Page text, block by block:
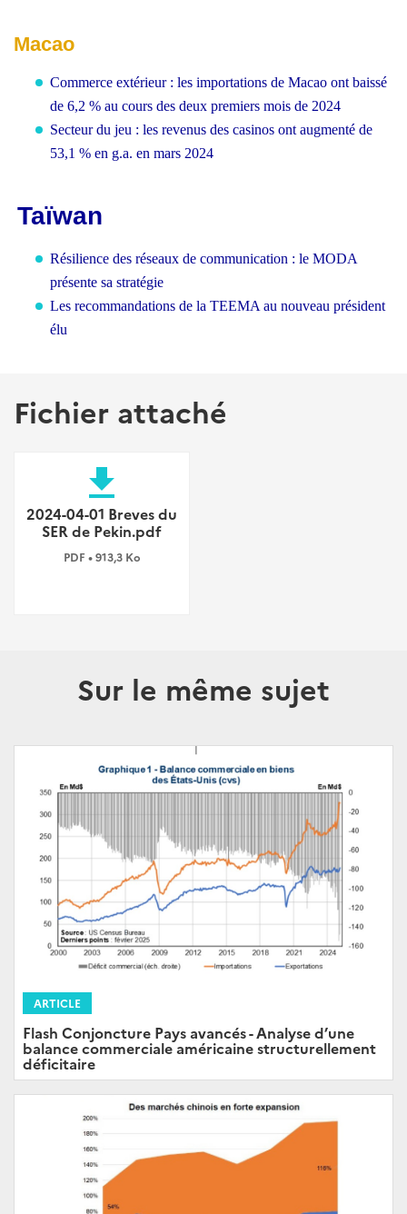
Macao
Commerce extérieur : les importations de Macao ont baissé
de 6,2 % au cours des deux premiers mois de 2024
Secteur du jeu : les revenus des casinos ont augmenté de
53,1 % en g.a. en mars 2024
Taïwan
Résilience des réseaux de communication : le MODA
présente sa stratégie
Les recommandations de la TEEMA au nouveau président
élu
Fichier attaché
file_download
2024-04-01 Breves du
SER de Pekin.pdf
PDF • 913,3 Ko
Sur le même sujet
ARTICLE
Flash Conjoncture Pays avancés - Analyse d’une
balance commerciale américaine structurellement
déficitaire